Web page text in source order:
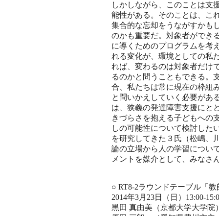
しかしながら、このことは支
能性がある。そのことは、こ
集合的な忘却をうながすかも
のかも重要だ。対象者ができ
に導くためのプログラムを考
れる変化が、環境としての私
れば、変わるのは対象者だけ
るのかと問うこともできる。
合、私たちは常に現在の枠組
と問いかえしていく必要があ
は、狭義の発達障害支援にと
きづらさを抱える子どもへの
しの可能性について検討した
を研究してきた３氏（松嶋、
論の立場から人の学習につい
メントを媒介として、みなさ
○ RT8-2ラウンドテーブル「
2014年3月23日（日）13:00-
黒田 真由美（京都大学大学